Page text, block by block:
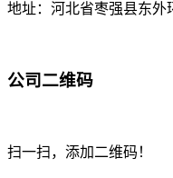
地址：河北省枣强县东外
公司二维码
扫一扫，添加二维码！